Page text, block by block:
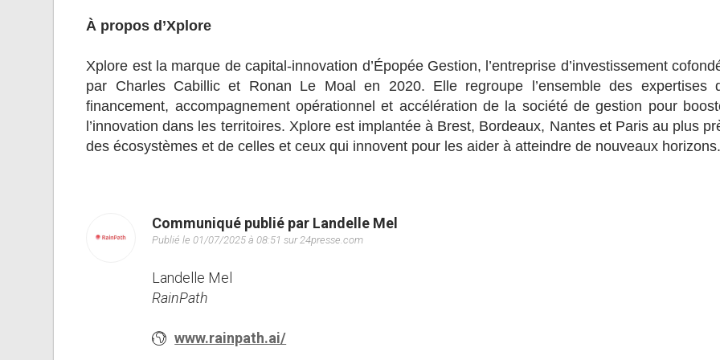
À propos d’Xplore
Xplore est la marque de capital-innovation d’Épopée Gestion, l’entreprise d’investissement
par Charles Cabillic et Ronan Le Moal en 2020. Elle regroupe l’ensemble des expertises
financement, accompagnement opérationnel et accélération de la société de gestion pour
l’innovation dans les territoires. Xplore est implantée à Brest, Bordeaux, Nantes et Paris au plus
des écosystèmes et de celles et ceux qui innovent pour les aider à atteindre de nouveaux horizons.
Communiqué publié par Landelle Mel
Publié le 01/07/2025 à 08:51 sur 24presse.com
Landelle Mel
RainPath
www.rainpath.ai/